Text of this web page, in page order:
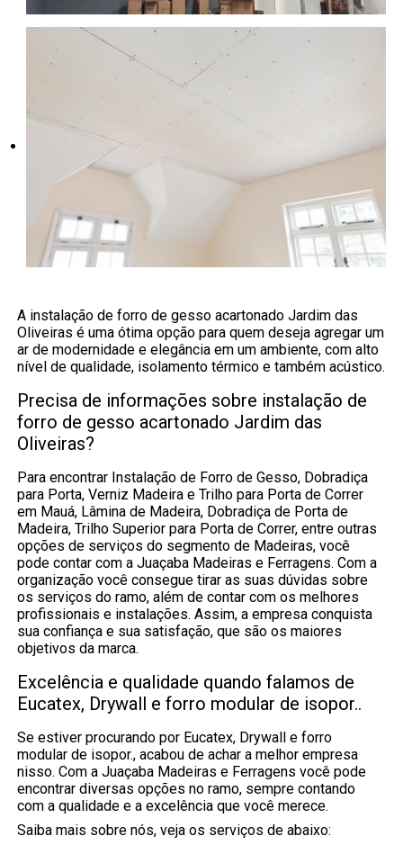
A instalação de forro de gesso acartonado Jardim das
Oliveiras é uma ótima opção para quem deseja agregar um
ar de modernidade e elegância em um ambiente, com alto
nível de qualidade, isolamento térmico e também acústico.
Precisa de informações sobre instalação de
forro de gesso acartonado Jardim das
Oliveiras?
Para encontrar Instalação de Forro de Gesso, Dobradiça
para Porta, Verniz Madeira e Trilho para Porta de Correr
em Mauá, Lâmina de Madeira, Dobradiça de Porta de
Madeira, Trilho Superior para Porta de Correr, entre outras
opções de serviços do segmento de Madeiras, você
pode contar com a Juaçaba Madeiras e Ferragens. Com a
organização você consegue tirar as suas dúvidas sobre
os serviços do ramo, além de contar com os melhores
profissionais e instalações. Assim, a empresa conquista
sua confiança e sua satisfação, que são os maiores
objetivos da marca.
Excelência e qualidade quando falamos de
Eucatex, Drywall e forro modular de isopor..
Se estiver procurando por Eucatex, Drywall e forro
modular de isopor., acabou de achar a melhor empresa
nisso. Com a Juaçaba Madeiras e Ferragens você pode
encontrar diversas opções no ramo, sempre contando
com a qualidade e a excelência que você merece.
Saiba mais sobre nós, veja os serviços de abaixo: